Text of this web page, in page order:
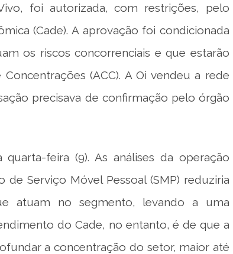
foi autorizada, com restrições, pelo
(Cade). A aprovação foi condicionada
os riscos concorrenciais e que estarão
(ACC). A Oi vendeu a rede
precisava de confirmação pelo órgão
feira (9). As análises da operação
Serviço Móvel Pessoal (SMP) reduziria
atuam no segmento, levando a uma
do Cade, no entanto, é de que a
a concentração do setor, maior até